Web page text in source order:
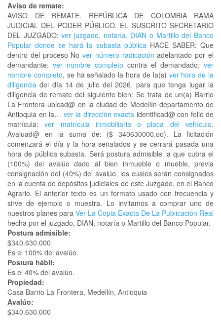
Aviso de remate:
AVISO DE REMATE. REPÚBLICA DE COLOMBIA RAMA
JUDICIAL DEL PODER PÚBLICO. EL SUSCRITO SECRETARIO
DEL JUZGADO: ver juzgado, notaría, DIAN o Martillo del Banco
Popular donde se hará la subasta públicaHACE SABER: Que
dentro del proceso Nover número radicación adelantado por el
demandante: ver nombre completo contra el demandado: ver
nombre completo, se ha señalado la hora de la(s) ver hora de la
diligencia del día 14 de julio del 2026, para que tenga lugar la
diligencia de remate del siguiente bien: Se trata de un(a) Barrio
La Frontera ubicad@ en la ciudad de Medellín departamento de
Antioquia en la… ver la dirección exacta identificad@ con folio de
matrícula:ver matrícula inmobiliaria o placa del vehículo.
Avaluad@ en la suma de: ($ 340630000.oo). La licitación
comenzará el día y la hora señalados y se cerrará pasada una
hora de pública subasta. Será postura admisible la que cubra el
(100%) del avalúo dado al bien inmueble o mueble, previa
consignación del (40%) del avalúo, los cuales serán consignados
en la cuenta de depósitos judiciales de este Juzgado, en el Banco
Agrario. El anterior texto es un formato usado con frecuencia y
sirve de ejemplo o muestra. Lo invitamos a comprar uno de
nuestros planes para Ver La Copia Exacta De La Publicación Real
hecha por el juzgado, DIAN, notaría o Martillo del Banco Popular.
Postura admisible:
$340.630.000
Es el 100% del avalúo.
Postura hábil:
Es el 40% del avalúo.
Propiedad:
Casa Barrio La Frontera, Medellín, Antioquia
Avalúo:
$340.630.000